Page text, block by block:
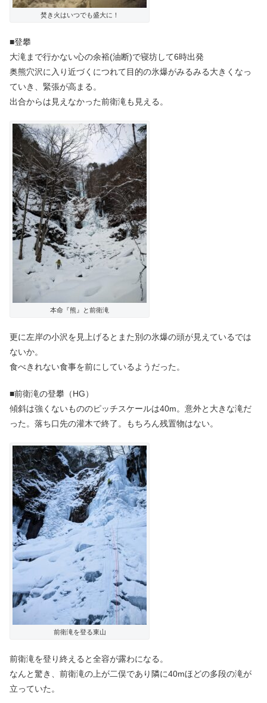
焚き火はいつでも盛大に！
■登攀
大滝まで行かない心の余裕(油断)で寝坊して6時出発
奥熊穴沢に入り近づくにつれて目的の氷爆がみるみる大きくなっ
ていき、緊張が高まる。
出合からは見えなかった前衛滝も見える。
本命『熊』と前衛滝
更に左岸の小沢を見上げるとまた別の氷爆の頭が見えているでは
ないか。
食べきれない食事を前にしているようだった。
■前衛滝の登攀（HG）
傾斜は強くないもののピッチスケールは40m。意外と大きな滝だ
った。落ち口先の灌木で終了。もちろん残置物はない。
前衛滝を登る東山
前衛滝を登り終えると全容が露わになる。
なんと驚き、前衛滝の上が二俣であり隣に40mほどの多段の滝が
立っていた。